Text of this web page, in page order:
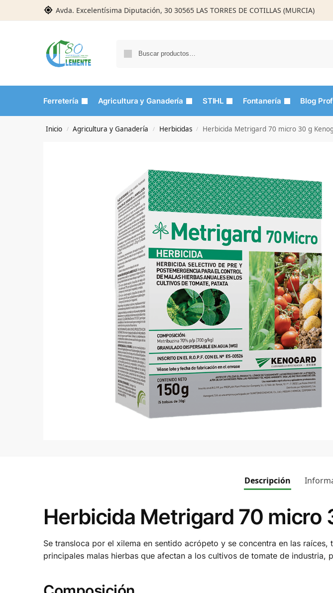
Avda. Excelentísima Diputación, 30 30565 LAS TORRES DE COTILLAS (MURCIA)
Ferretería Agricultura y Ganadería STIHL Fontanería Blog
Inicio / Agricultura y Ganadería / Herbicidas / Herbicida Metrigard 70 micro 30 g
Descripción
Herbicida Metrigard 70 micro
Se transloca por el xilema en sentido acrópeto y se concentra en las
principales malas hierbas que afectan a los cultivos de tomate de industria,